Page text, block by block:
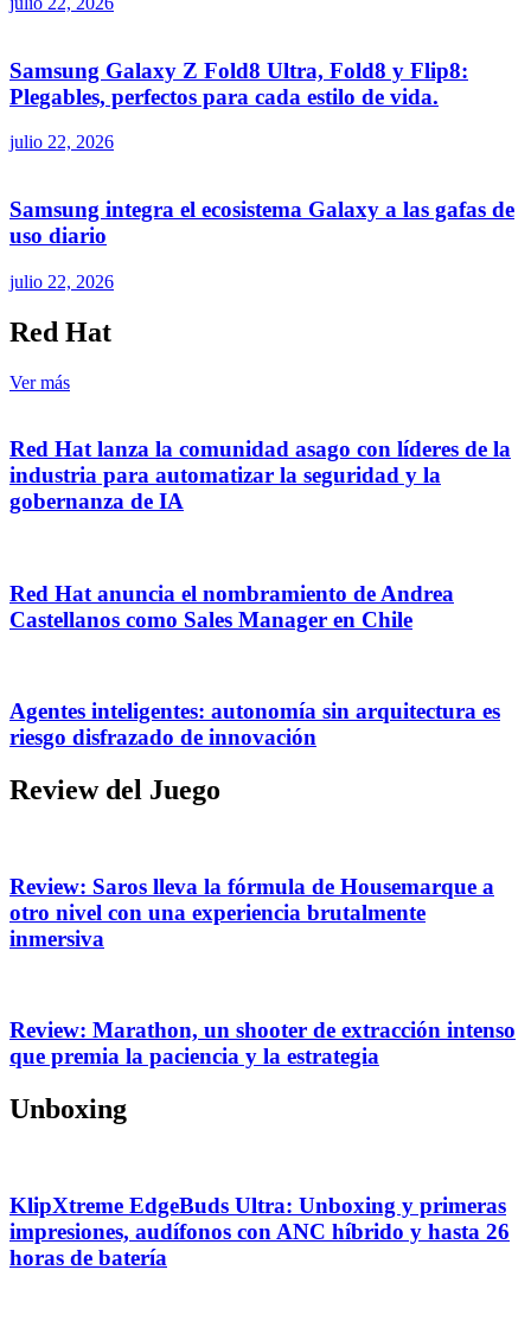
Samsung Galaxy Z Fold8 Ultra, Fold8 y Flip8:
Plegables, perfectos para cada estilo de vida.
julio 22, 2026
Samsung integra el ecosistema Galaxy a las gafas de
uso diario
julio 22, 2026
Red Hat
Ver más
Red Hat lanza la comunidad asago con líderes de la
industria para automatizar la seguridad y la
gobernanza de IA
Red Hat anuncia el nombramiento de Andrea
Castellanos como Sales Manager en Chile
Agentes inteligentes: autonomía sin arquitectura es
riesgo disfrazado de innovación
Review del Juego
Review: Saros lleva la fórmula de Housemarque a
otro nivel con una experiencia brutalmente
inmersiva
Review: Marathon, un shooter de extracción intenso
que premia la paciencia y la estrategia
Unboxing
KlipXtreme EdgeBuds Ultra: Unboxing y primeras
impresiones, audífonos con ANC híbrido y hasta 26
horas de batería